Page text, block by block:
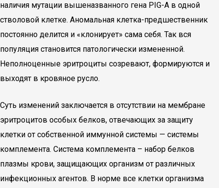
наличия мутации вышеназванного гена PIG-A в одной
стволовой клетке. Аномальная клетка-предшественник
постоянно делится и «клонирует» сама себя. Так вся
популяция становится патологически измененной.
Неполноценные эритроциты созревают, формируются и
выходят в кровяное русло.
Суть изменений заключается в отсутствии на мембране
эритроцитов особых белков, отвечающих за защиту
клетки от собственной иммунной системы — системы
комплемента. Система комплемента – набор белков
плазмы крови, защищающих организм от различных
инфекционных агентов. В норме все клетки организма